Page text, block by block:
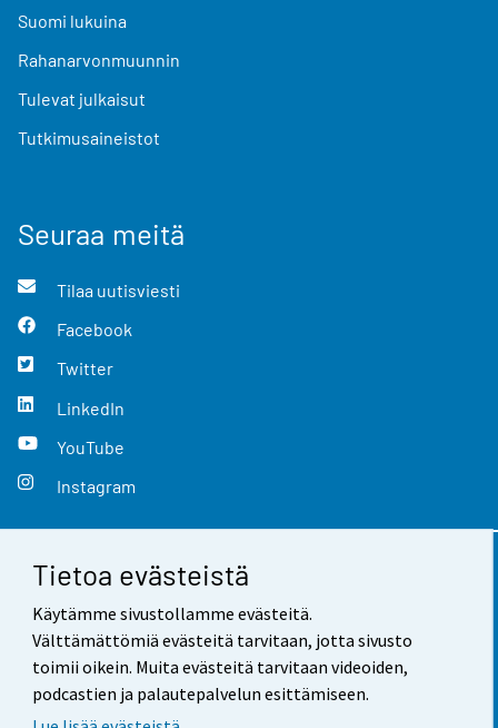
Tietoa evästeistä
Käytämme sivustollamme evästeitä.
Välttämättömiä evästeitä tarvitaan, jotta sivusto
toimii oikein. Muita evästeitä tarvitaan videoiden,
podcastien ja palautepalvelun esittämiseen.
Suomi lukuina
Rahanarvonmuunnin
Tulevat julkaisut
Tutkimusaineistot
Seuraa meitä
Tilaa uutisviesti
Facebook
Twitter
LinkedIn
YouTube
Instagram
Yhteystiedot
Palaute
Käyttöehdot